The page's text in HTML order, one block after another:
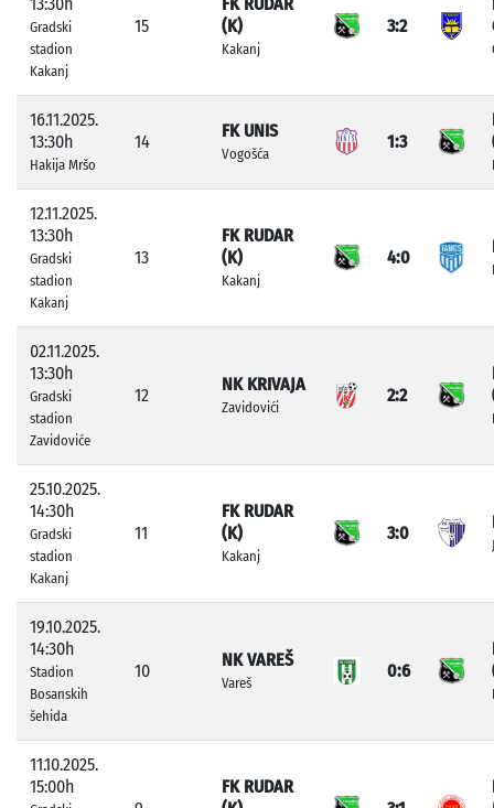
Gradski
stadion
Kakanj
15
(K)
Kakanj
3:2
16.11.2025.
13:30h
Hakija Mršo
14
FK UNIS
Vogošća
1:3
12.11.2025.
13:30h
Gradski
stadion
Kakanj
13
FK RUDAR
(K)
Kakanj
4:0
02.11.2025.
13:30h
Gradski
stadion
Zavidoviće
12
NK KRIVAJA
Zavidovići
2:2
25.10.2025.
14:30h
Gradski
stadion
Kakanj
11
FK RUDAR
(K)
Kakanj
3:0
19.10.2025.
14:30h
Stadion
Bosanskih
šehida
10
NK VAREŠ
Vareš
0:6
11.10.2025.
15:00h
FK RUDAR